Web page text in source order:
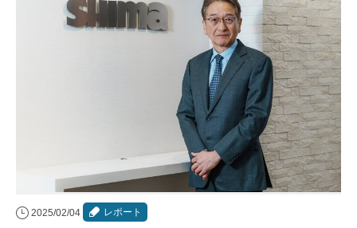
2025/02/04 レポート